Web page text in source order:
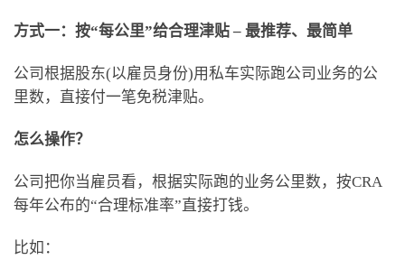
方式一：按“每公里”给合理津贴 – 最推荐、最简单
公司根据股东(以雇员身份)用私车实际跑公司业务的公
里数，直接付一笔免税津贴。
怎么操作？
公司把你当雇员看，根据实际跑的业务公里数，按CRA
每年公布的“合理标准率”直接打钱。
比如：